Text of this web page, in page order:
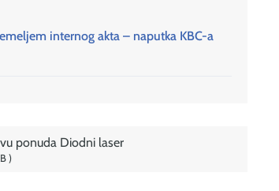
internog akta – naputka KBC-a
ponuda Diodni laser